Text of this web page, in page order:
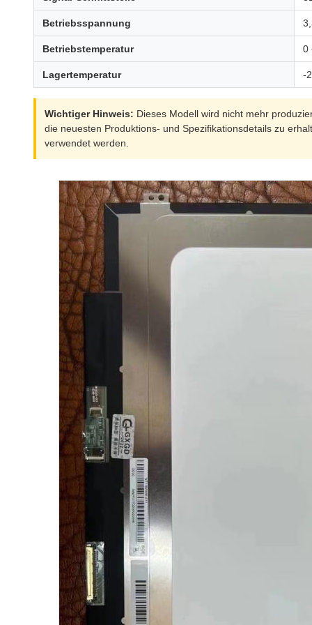
Betriebsspannung
Betriebstemperatur 0
Lagertemperatur -
Wichtiger Hinweis: Dieses Modell wird nicht mehr
die neuesten Produktions- und Spezifikationsdetails zu
verwendet werden.